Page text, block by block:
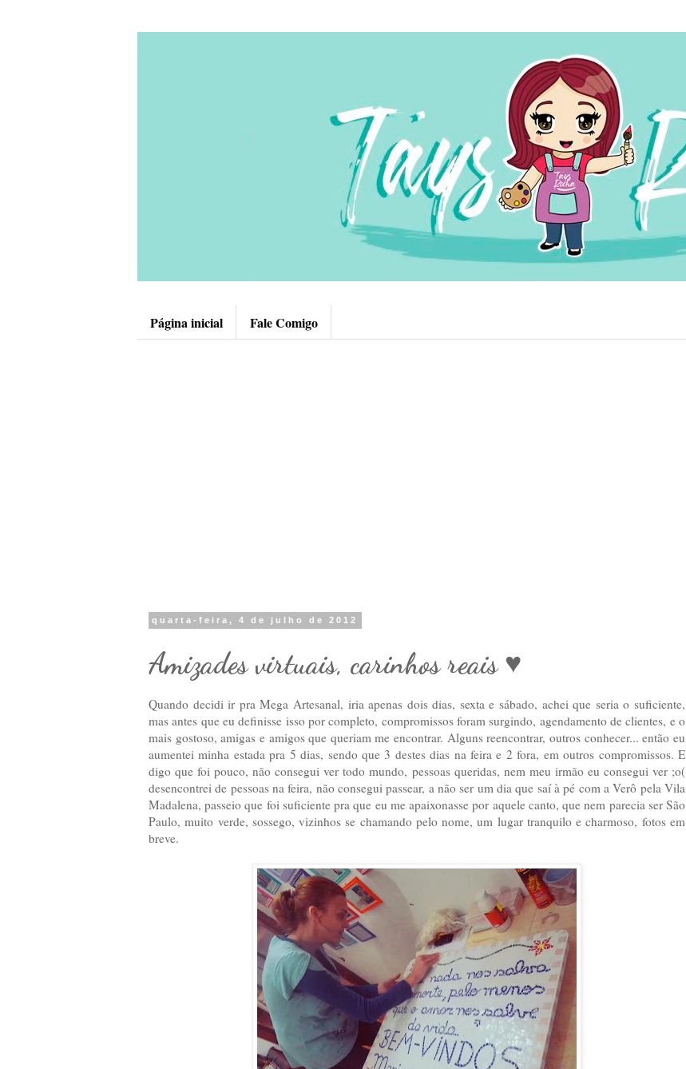
Página inicial Fale Comigo
quarta-feira, 4 de julho de 2012
Amizades virtuais, carinhos reais ♥
Quando decidi ir pra Mega Artesanal, iria apenas dois dias, sexta e sábado, achei que seria o suficiente,
mas antes que eu definisse isso por completo, compromissos foram surgindo, agendamento de clientes, e o
mais gostoso, amigas e amigos que queriam me encontrar. Alguns reencontrar, outros conhecer... então eu
aumentei minha estada pra 5 dias, sendo que 3 destes dias na feira e 2 fora, em outros compromissos. E
digo que foi pouco, não consegui ver todo mundo, pessoas queridas, nem meu irmão eu consegui ver ;o(
desencontrei de pessoas na feira, não consegui passear, a não ser um dia que saí à pé com a Verô pela Vila
Madalena, passeio que foi suficiente pra que eu me apaixonasse por aquele canto, que nem parecia ser São
Paulo, muito verde, sossego, vizinhos se chamando pelo nome, um lugar tranquilo e charmoso, fotos em
breve.